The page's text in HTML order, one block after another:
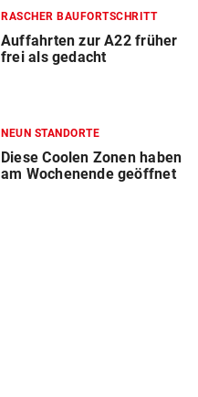
RASCHER BAUFORTSCHRITT
Auffahrten zur A22 früher
frei als gedacht
NEUN STANDORTE
Diese Coolen Zonen haben
am Wochenende geöffnet